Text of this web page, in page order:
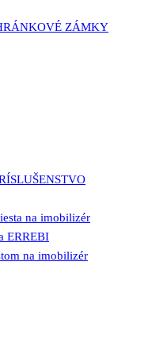
ZÁMKY
na imobilizér
ERREBI
na imobilizér